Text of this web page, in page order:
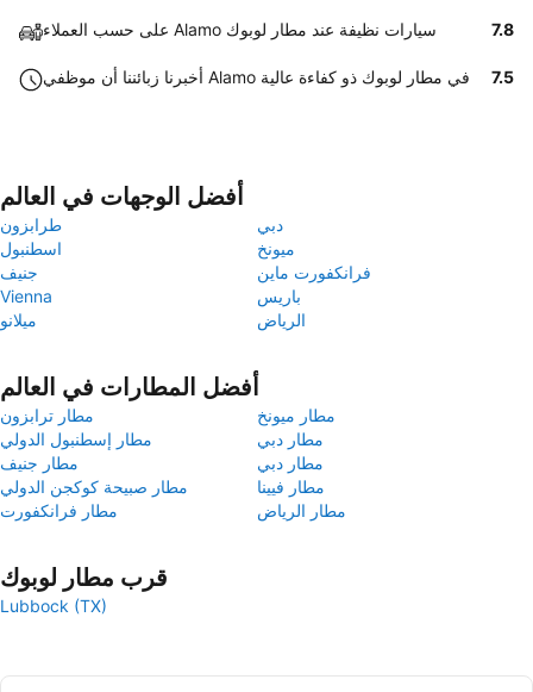
على حسب العملاء Alamo سيارات نظيفة عند مطار لوبوك 7.8
أخبرنا زبائننا أن موظفي Alamo في مطار لوبوك ذو كفاءة عالية 7.5
أفضل الوجهات في العالم
طرابزون
دبي
اسطنبول
ميونخ
جنيف
فرانكفورت ماين
Vienna
باريس
ميلانو
الرياض
أفضل المطارات في العالم
مطار ترابزون
مطار ميونخ
مطار إسطنبول الدولي
مطار دبي
مطار جنيف
مطار دبي
مطار صبيحة كوكجن الدولي
مطار فيينا
مطار فرانكفورت
مطار الرياض
قرب مطار لوبوك
Lubbock (TX)